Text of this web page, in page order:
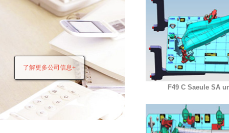
了解更多公司信息+
F49 C Saeule SA